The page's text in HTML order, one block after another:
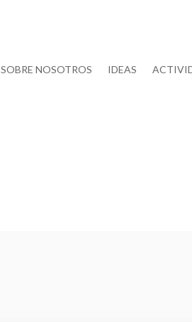
SOBRE NOSOTROS IDEAS